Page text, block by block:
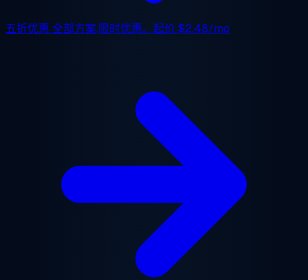
五折优惠 全部方案,限时优惠。起价$2.48/mo